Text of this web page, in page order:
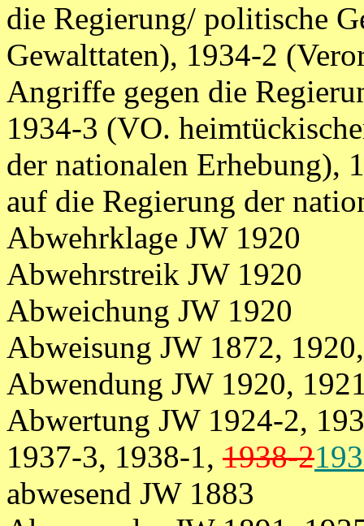
die Regierung/ politische
Gewalttaten), 1934-2
Angriffe gegen die
1934-3 (VO.
der nationalen Erhebung),
auf die Regierung der
Abwehrklage JW 1920
Abwehrstreik JW 1920
Abweichung JW 1920
Abweisung JW 1872,
Abwendung JW 1920,
Abwertung JW 1924-2,
1937-3, 1938-1, 1938-2
abwesend JW 1883